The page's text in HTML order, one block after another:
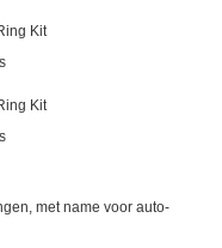
met name voor auto-